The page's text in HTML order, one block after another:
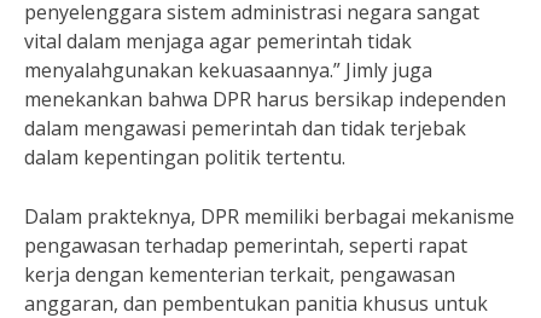
penyelenggara sistem administrasi negara sangat
vital dalam menjaga agar pemerintah tidak
menyalahgunakan kekuasaannya.” Jimly juga
menekankan bahwa DPR harus bersikap independen
dalam mengawasi pemerintah dan tidak terjebak
dalam kepentingan politik tertentu.
Dalam prakteknya, DPR memiliki berbagai mekanisme
pengawasan terhadap pemerintah, seperti rapat
kerja dengan kementerian terkait, pengawasan
anggaran, dan pembentukan panitia khusus untuk